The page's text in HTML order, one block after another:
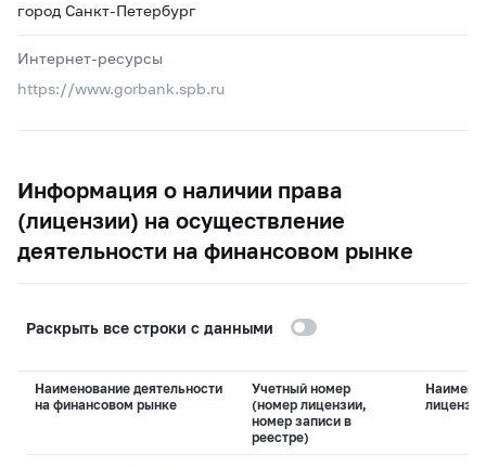
город Санкт-Петербург
Интернет-ресурсы
https://www.gorbank.spb.ru
Информация о наличии права
(лицензии) на осуществление
деятельности на финансовом рынке
Раскрыть все строки с данными
Наименование деятельности
на финансовом рынке
Учетный номер
(номер лицензии,
номер записи в
реестре)
лицензии